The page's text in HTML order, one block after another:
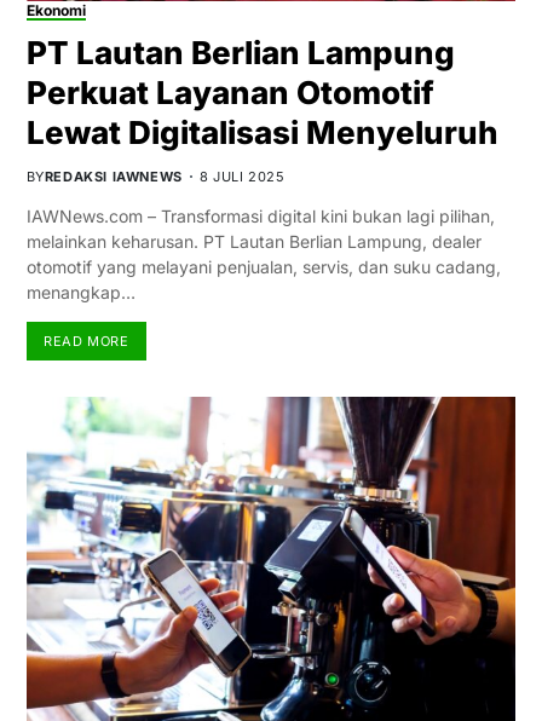
Ekonomi
PT Lautan Berlian Lampung
Perkuat Layanan Otomotif
Lewat Digitalisasi Menyeluruh
BYREDAKSI IAWNEWS 8 JULI 2025
IAWNews.com – Transformasi digital kini bukan lagi pilihan,
melainkan keharusan. PT Lautan Berlian Lampung, dealer
otomotif yang melayani penjualan, servis, dan suku cadang,
menangkap…
READ MORE